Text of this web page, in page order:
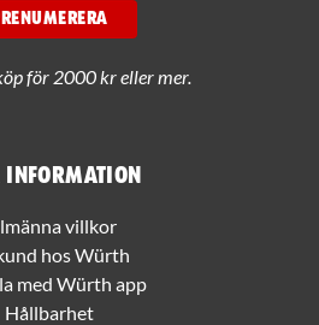
information
villkor
hos Würth
med Würth app
Hållbarhet
för 2000 kr eller mer.